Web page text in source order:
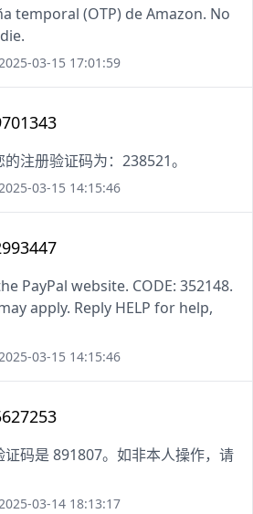
temporal (OTP) de Amazon. No
03-15 17:01:59
的注册验证码为：238521。
03-15 14:15:46
PayPal website. CODE: 352148.
apply. Reply HELP for help,
03-15 14:15:46
证码是 891807。如非本人操作，请
03-14 18:13:17